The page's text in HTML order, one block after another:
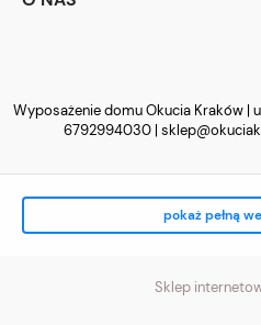
Wyposażenie domu Okucia Kraków |
6792994030 |
pokaż pełną
Sklep